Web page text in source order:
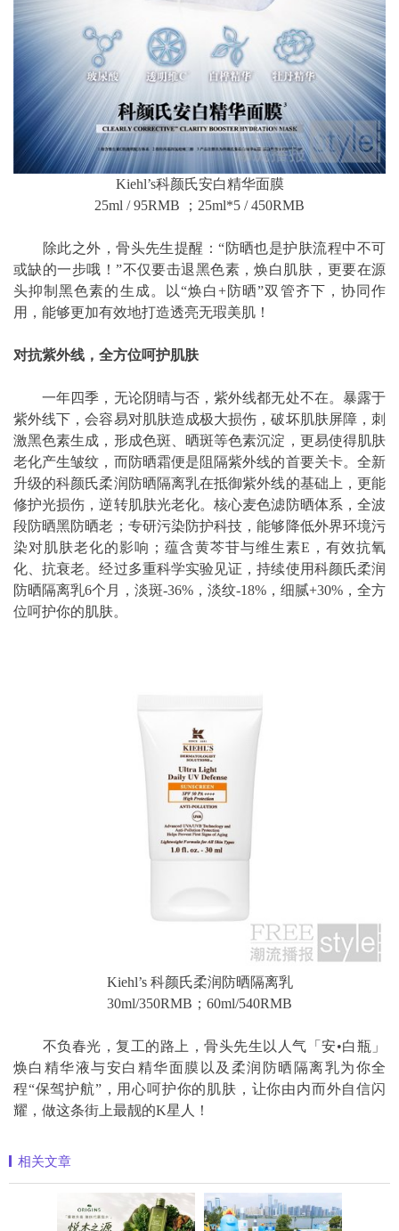
Kiehl’s科颜氏安白精华面膜
25ml / 95RMB ；25ml*5 / 450RMB
除此之外，骨头先生提醒：“防晒也是护肤流程中不可
或缺的一步哦！”不仅要击退黑色素，焕白肌肤，更要在源
头抑制黑色素的生成。以“焕白+防晒”双管齐下，协同作
用，能够更加有效地打造透亮无瑕美肌！
对抗紫外线，全方位呵护肌肤
一年四季，无论阴晴与否，紫外线都无处不在。暴露于
紫外线下，会容易对肌肤造成极大损伤，破坏肌肤屏障，刺
激黑色素生成，形成色斑、晒斑等色素沉淀，更易使得肌肤
老化产生皱纹，而防晒霜便是阻隔紫外线的首要关卡。全新
升级的科颜氏柔润防晒隔离乳在抵御紫外线的基础上，更能
修护光损伤，逆转肌肤光老化。核心麦色滤防晒体系，全波
段防晒黑防晒老；专研污染防护科技，能够降低外界环境污
染对肌肤老化的影响；蕴含黄芩苷与维生素E，有效抗氧
化、抗衰老。经过多重科学实验见证，持续使用科颜氏柔润
防晒隔离乳6个月，淡斑-36%，淡纹-18%，细腻+30%，全方
位呵护你的肌肤。
Kiehl’s 科颜氏柔润防晒隔离乳
30ml/350RMB；60ml/540RMB
不负春光，复工的路上，骨头先生以人气「安•白瓶」
焕白精华液与安白精华面膜以及柔润防晒隔离乳为你全
程“保驾护航”，用心呵护你的肌肤，让你由内而外自信闪
耀，做这条街上最靓的K星人！
相关文章